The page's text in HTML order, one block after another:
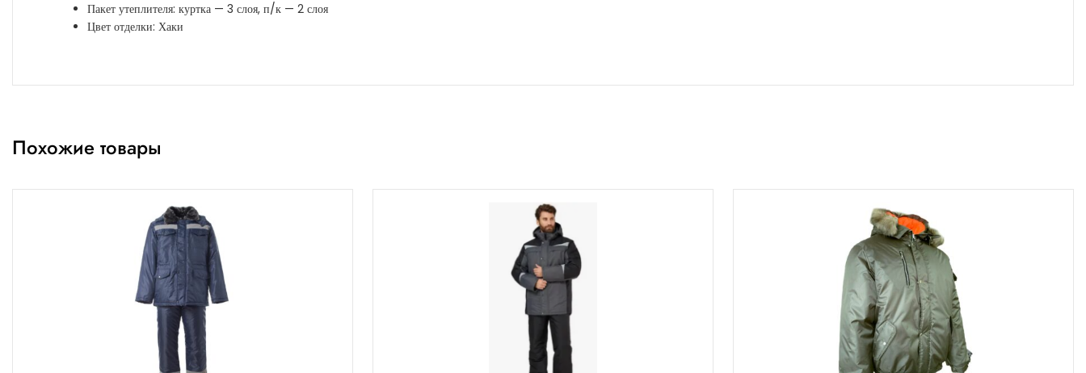
Пакет утеплителя: куртка — 3 слоя, п/к — 2 слоя
Цвет отделки: Хаки
Похожие товары